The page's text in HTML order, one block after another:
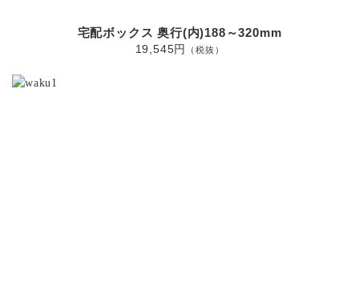
宅配ボックス 奥行(内)188～320mm
19,545円
（税抜）